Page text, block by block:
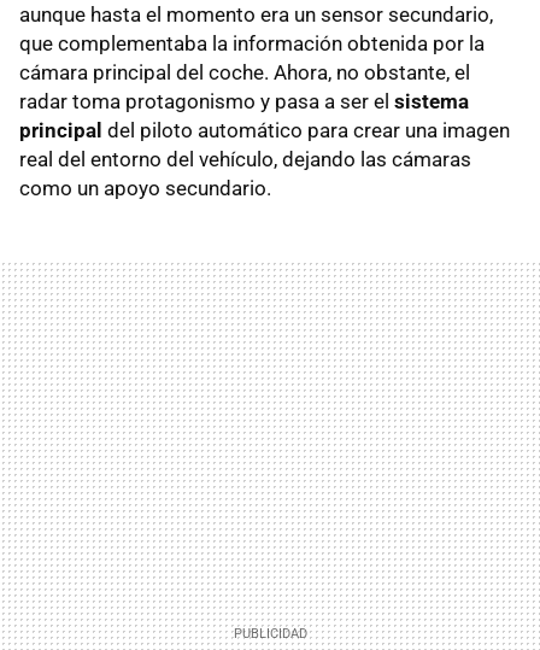
aunque hasta el momento era un sensor secundario,
que complementaba la información obtenida por la
cámara principal del coche. Ahora, no obstante, el
radar toma protagonismo y pasa a ser el sistema
principal del piloto automático para crear una imagen
real del entorno del vehículo, dejando las cámaras
como un apoyo secundario.